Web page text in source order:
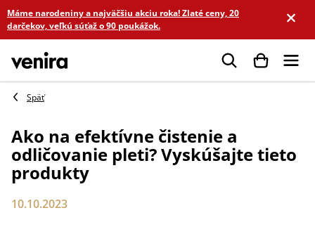
Prejsť
na
obsah
Máme narodeniny a najväčšiu akciu roka! Zlaté ceny, 20
darčekov, veľkú súťaž o 90 poukážok.
Hľadať
Ako na efektívne čistenie a
odličovanie pleti? Vyskúšajte tieto
produkty
10.10.2023